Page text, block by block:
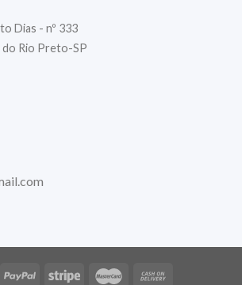
Dias - nº 333
do Rio Preto-SP